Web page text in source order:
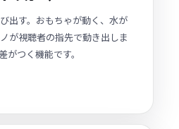
出す。おもちゃが動く、水が
視聴者の指先で動き出しま
がつく機能です。